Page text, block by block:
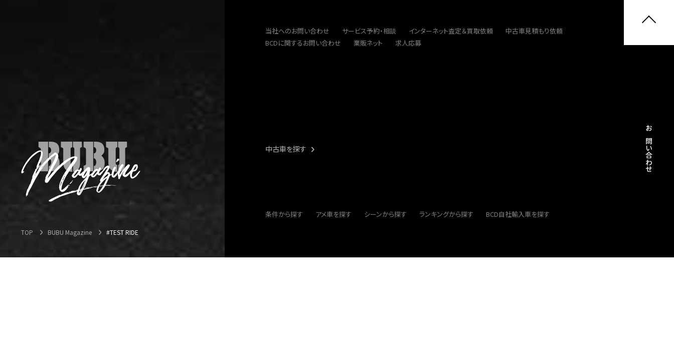
お問い合わせ
TOP BUBU Magazine #TEST RIDE
当社へのお問い合わせ サービス予約・相談 インターネット査定＆買取依頼
中古車見積もり依頼
BCDに関するお問い合わせ
業販ネット 求人応募
中古車を探す
条件から探す アメ車を探す シーンから探す ランキングから探す BCD自社輸入車を探す